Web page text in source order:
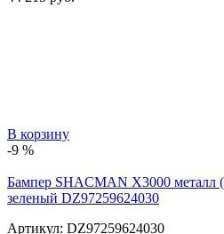
В корзину
-9 %
Бампер SHACMAN X3000 металл
зеленый DZ97259624030
Артикул: DZ97259624030